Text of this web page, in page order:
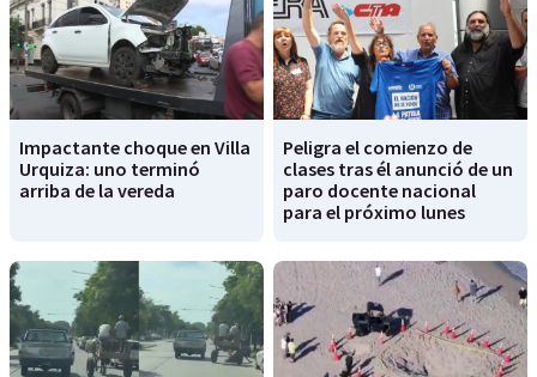
Impactante choque en Villa
Urquiza: uno terminó
arriba de la vereda
Peligra el comienzo de
clases tras él anunció de un
paro docente nacional
para el próximo lunes